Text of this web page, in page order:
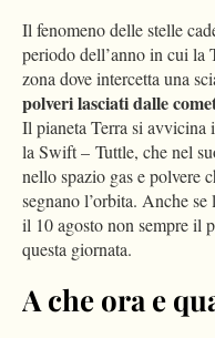
Il fenomeno delle stelle
periodo dell’anno in cui la
zona dove intercetta una
polveri lasciati dalle
Il pianeta Terra si avvicina
la Swift – Tuttle, che nel
nello spazio gas e polvere
segnano l’orbita. Anche
il 10 agosto non sempre il
questa giornata.
A che ora e